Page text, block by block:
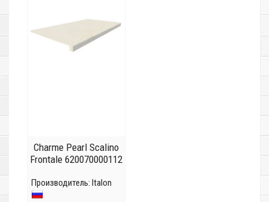
Charme Pearl Scalino
Frontale 620070000112
Производитель: Italon